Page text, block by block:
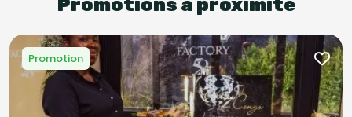
Promotions à proximité
Promotion